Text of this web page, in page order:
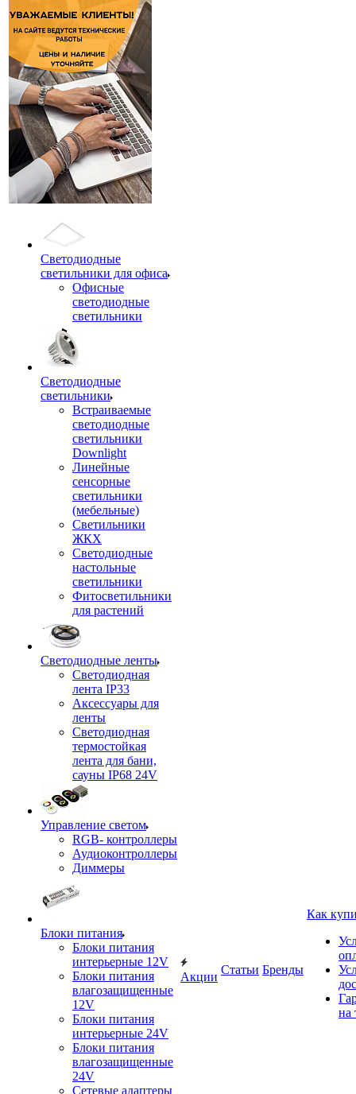
Светодиодные
светильники для офиса
Офисные
светодиодные
светильники
Светодиодные
светильники
Встраиваемые
светодиодные
светильники
Downlight
Линейные
сенсорные
светильники
(мебельные)
Светильники
ЖКХ
Светодиодные
настольные
светильники
Фитосветильники
для растений
Светодиодные ленты
Светодиодная
лента IP33
Аксессуары для
ленты
Светодиодная
термостойкая
лента для бани,
сауны IP68 24V
Управление светом
RGB- контроллеры
Аудиоконтроллеры
Диммеры
Блоки питания
Блоки питания
интерьерные 12V
Блоки питания
влагозащищенные
12V
Блоки питания
интерьерные 24V
Блоки питания
влагозащищенные
24V
Сетевые адаптеры
Акции
Статьи Бренды
Как
на